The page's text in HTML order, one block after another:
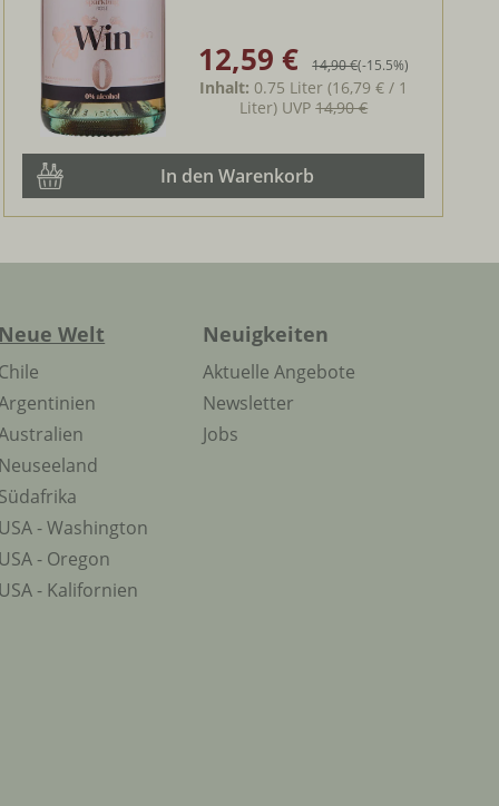
Verkaufspreis:
12,59 € Regulärer Preis:
14,90 €(-15.5%)
Inhalt: 0.75 Liter(16,79 € / 1
Liter) UVP14,90 €
In den Warenkorb
Welt
- Washington
- Oregon
- Kalifornien
Neuigkeiten
Aktuelle Angebote
Newsletter
Jobs